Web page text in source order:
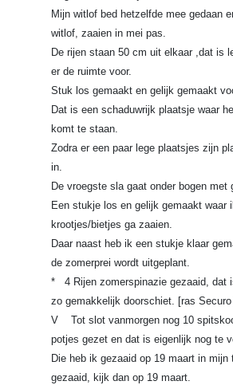
Mijn witlof bed hetzelfde mee gedaan
witlof, zaaien in mei pas.
De rijen staan 50 cm uit elkaar ,dat is
er de ruimte voor.
Stuk los gemaakt en gelijk gemaakt
Dat is een schaduwrijk plaatsje waar
komt te staan.
Zodra er een paar lege plaatsjes zijn
in.
De vroegste sla gaat onder bogen met
Een stukje los en gelijk gemaakt waar
krootjes/bietjes ga zaaien.
Daar naast heb ik een stukje klaar
de zomerprei wordt uitgeplant.
* 4 Rijen zomerspinazie gezaaid, dat
zo gemakkelijk doorschiet. [ras
V Tot slot vanmorgen nog 10
potjes gezet en dat is eigenlijk nog te
Die heb ik gezaaid op 19 maart in
gezaaid, kijk dan op 19 maart.